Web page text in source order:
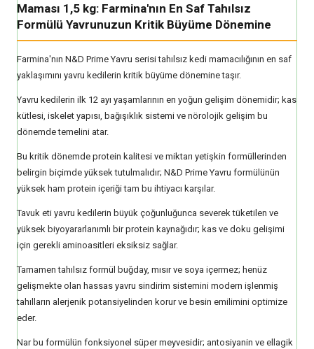
Maması 1,5 kg: Farmina'nın En Saf Tahılsız
Formülü Yavrunuzun Kritik Büyüme Dönemine
Farmina'nın N&D Prime Yavru serisi tahılsız kedi mamacılığının en saf
yaklaşımını yavru kedilerin kritik büyüme dönemine taşır.
Yavru kedilerin ilk 12 ayı yaşamlarının en yoğun gelişim dönemidir; kas
kütlesi, iskelet yapısı, bağışıklık sistemi ve nörolojik gelişim bu
dönemde temelini atar.
Bu kritik dönemde protein kalitesi ve miktarı yetişkin formüllerinden
belirgin biçimde yüksek tutulmalıdır; N&D Prime Yavru formülünün
yüksek ham protein içeriği tam bu ihtiyacı karşılar.
Tavuk eti yavru kedilerin büyük çoğunluğunca severek tüketilen ve
yüksek biyoyararlanımlı bir protein kaynağıdır; kas ve doku gelişimi
için gerekli aminoasitleri eksiksiz sağlar.
Tamamen tahılsız formül buğday, mısır ve soya içermez; henüz
gelişmekte olan hassas yavru sindirim sistemini modern işlenmiş
tahılların alerjenik potansiyelinden korur ve besin emilimini optimize
eder.
Nar bu formülün fonksiyonel süper meyvesidir; antosiyanin ve ellagik